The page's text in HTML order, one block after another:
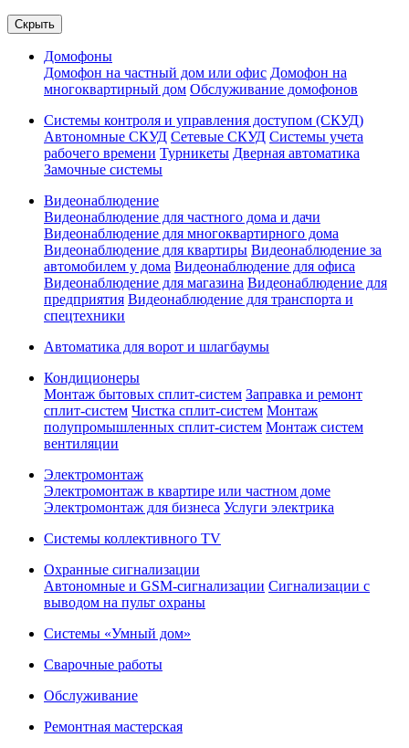
Скрыть
Домофоны
Домофон на частный дом или офис Домофон на
многоквартирный дом Обслуживание домофонов
Системы контроля и управления доступом (СКУД)
Автономные СКУД Сетевые СКУД Системы учета
рабочего времени Турникеты Дверная автоматика
Замочные системы
Видеонаблюдение
Видеонаблюдение для частного дома и дачи
Видеонаблюдение для многоквартирного дома
Видеонаблюдение для квартиры Видеонаблюдение за
автомобилем у дома Видеонаблюдение для офиса
Видеонаблюдение для магазина Видеонаблюдение для
предприятия Видеонаблюдение для транспорта и
спецтехники
Автоматика для ворот и шлагбаумы
Кондиционеры
Монтаж бытовых сплит-систем Заправка и ремонт
сплит-систем Чистка сплит-систем Монтаж
полупромышленных сплит-систем Монтаж систем
вентиляции
Электромонтаж
Электромонтаж в квартире или частном доме
Электромонтаж для бизнеса Услуги электрика
Системы коллективного TV
Охранные сигнализации
Автономные и GSM-сигнализации Сигнализации с
выводом на пульт охраны
Системы «Умный дом»
Сварочные работы
Обслуживание
Ремонтная мастерская